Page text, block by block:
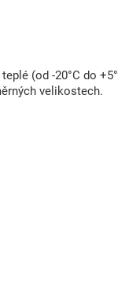
(od -20°C do
velikostech.